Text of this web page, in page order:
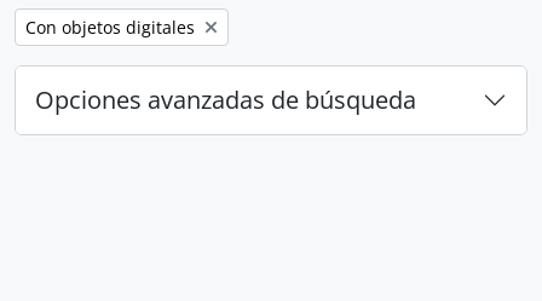
Remove filter:
Con objetos digitales
Opciones avanzadas de búsqueda